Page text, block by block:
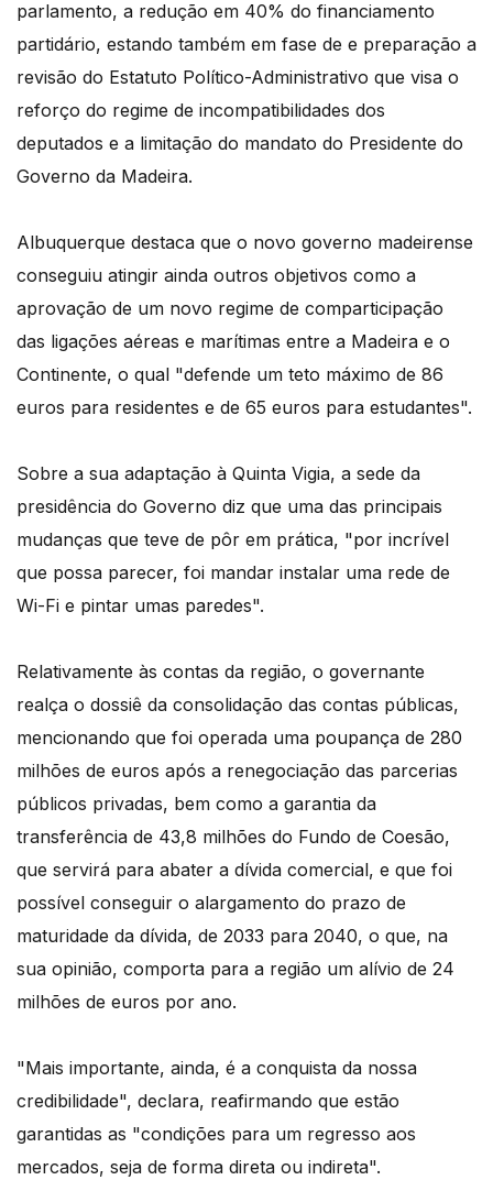
parlamento, a redução em 40% do financiamento
partidário, estando também em fase de e preparação a
revisão do Estatuto Político-Administrativo que visa o
reforço do regime de incompatibilidades dos
deputados e a limitação do mandato do Presidente do
Governo da Madeira.
Albuquerque destaca que o novo governo madeirense
conseguiu atingir ainda outros objetivos como a
aprovação de um novo regime de comparticipação
das ligações aéreas e marítimas entre a Madeira e o
Continente, o qual "defende um teto máximo de 86
euros para residentes e de 65 euros para estudantes".
Sobre a sua adaptação à Quinta Vigia, a sede da
presidência do Governo diz que uma das principais
mudanças que teve de pôr em prática, "por incrível
que possa parecer, foi mandar instalar uma rede de
Wi-Fi e pintar umas paredes".
Relativamente às contas da região, o governante
realça o dossiê da consolidação das contas públicas,
mencionando que foi operada uma poupança de 280
milhões de euros após a renegociação das parcerias
públicos privadas, bem como a garantia da
transferência de 43,8 milhões do Fundo de Coesão,
que servirá para abater a dívida comercial, e que foi
possível conseguir o alargamento do prazo de
maturidade da dívida, de 2033 para 2040, o que, na
sua opinião, comporta para a região um alívio de 24
milhões de euros por ano.
"Mais importante, ainda, é a conquista da nossa
credibilidade", declara, reafirmando que estão
garantidas as "condições para um regresso aos
mercados, seja de forma direta ou indireta".